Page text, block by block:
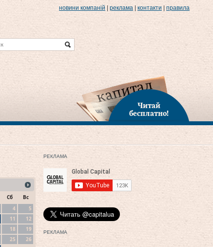
новини компаній реклама контакти правила
Читай
бесплатно!
Сб
Вс
4
5
11
12
18
19
25
26
РЕКЛАМА
РЕКЛАМА